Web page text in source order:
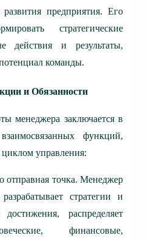
предприятия. Его
стратегические
действия и результаты,
команды.
и Обязанности
менеджера заключается в
функций,
управления:
отправная точка. Менеджер
стратегии и
распределяет
финансовые,